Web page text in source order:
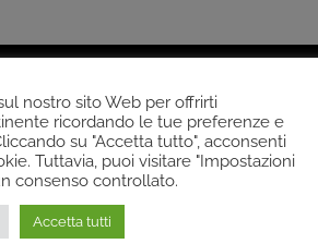
nostro sito Web per offrirti
ricordando le tue preferenze e
su "Accetta tutto", acconsenti
Tuttavia, puoi visitare "Impostazioni
consenso controllato.
Accetta tutti